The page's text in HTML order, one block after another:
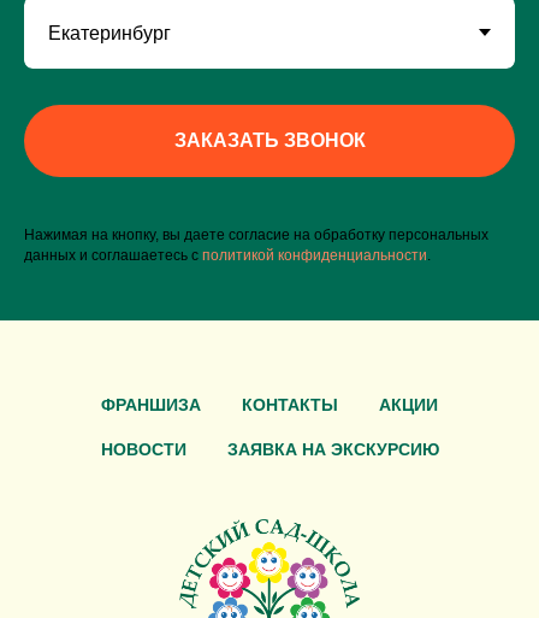
ЗАКАЗАТЬ ЗВОНОК
Нажимая на кнопку, вы даете согласие на обработку персональных
данных и соглашаетесь c политикой конфиденциальности
ФРАНШИЗА КОНТАКТЫ АКЦИИ
НОВОСТИ ЗАЯВКА НА ЭКСКУРСИЮ